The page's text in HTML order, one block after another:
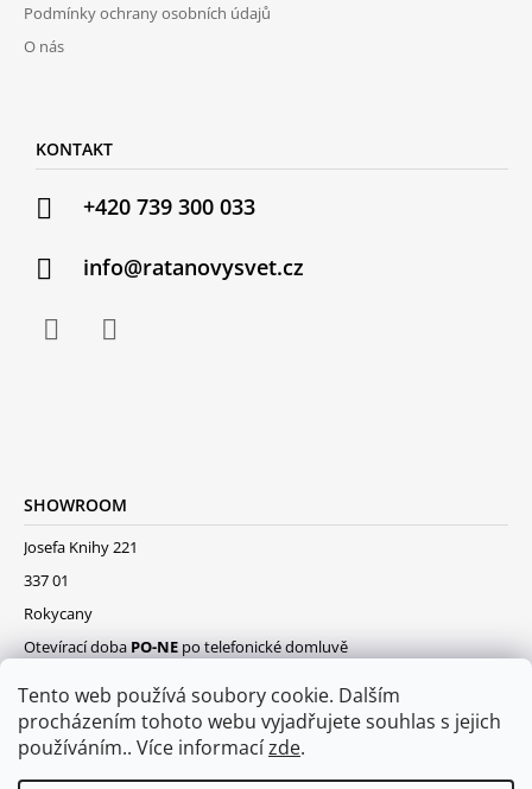
Tento web používá soubory cookie. Dalším
procházením tohoto webu vyjadřujete souhlas s jejich
používáním.. Více informacízde.
Podmínky ochrany osobních údajů
O nás
KONTAKT
+420 739 300 033
info@ratanovysvet.cz
SHOWROOM
Josefa Knihy 221
337 01
Rokycany
Otevírací dobaPO-NEpo telefonické domluvě